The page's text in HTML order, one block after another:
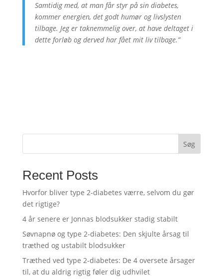
Samtidig med, at man får styr på sin diabetes,
kommer energien, det godt humør og livslysten
tilbage. Jeg er taknemmelig over, at have deltaget i
dette forløb og derved har fået mit liv tilbage.”
Søg
Recent Posts
Hvorfor bliver type 2-diabetes værre, selvom du gør
det rigtige?
4 år senere er Jonnas blodsukker stadig stabilt
Søvnapnø og type 2-diabetes: Den skjulte årsag til
træthed og ustabilt blodsukker
Træthed ved type 2-diabetes: De 4 oversete årsager
til, at du aldrig rigtig føler dig udhvilet